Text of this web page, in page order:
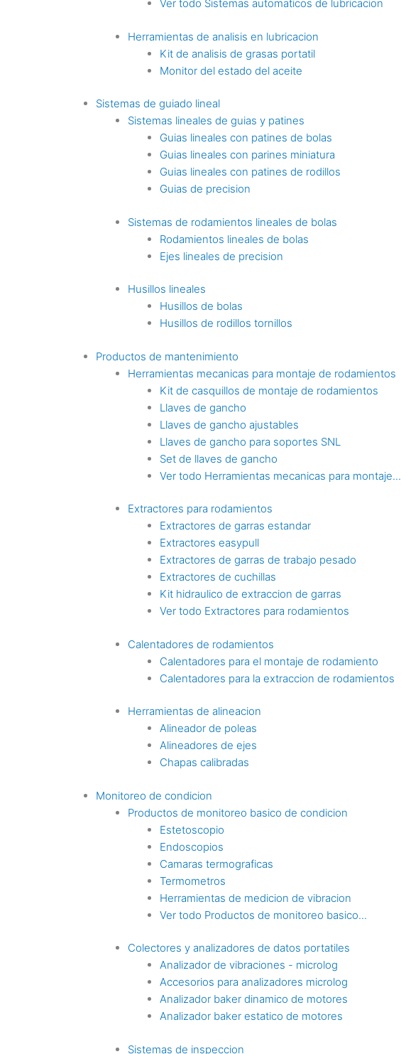
Ver todo Sistemas automaticos de lubricacion
Herramientas de analisis en lubricacion
Kit de analisis de grasas portatil
Monitor del estado del aceite
Sistemas de guiado lineal
Sistemas lineales de guias y patines
Guias lineales con patines de bolas
Guias lineales con parines miniatura
Guias lineales con patines de rodillos
Guias de precision
Sistemas de rodamientos lineales de bolas
Rodamientos lineales de bolas
Ejes lineales de precision
Husillos lineales
Husillos de bolas
Husillos de rodillos tornillos
Productos de mantenimiento
Herramientas mecanicas para montaje de rodamientos
Kit de casquillos de montaje de rodamientos
Llaves de gancho
Llaves de gancho ajustables
Llaves de gancho para soportes SNL
Set de llaves de gancho
Ver todo Herramientas mecanicas para montaje...
Extractores para rodamientos
Extractores de garras estandar
Extractores easypull
Extractores de garras de trabajo pesado
Extractores de cuchillas
Kit hidraulico de extraccion de garras
Ver todo Extractores para rodamientos
Calentadores de rodamientos
Calentadores para el montaje de rodamiento
Calentadores para la extraccion de rodamientos
Herramientas de alineacion
Alineador de poleas
Alineadores de ejes
Chapas calibradas
Monitoreo de condicion
Productos de monitoreo basico de condicion
Estetoscopio
Endoscopios
Camaras termograficas
Termometros
Herramientas de medicion de vibracion
Ver todo Productos de monitoreo basico...
Colectores y analizadores de datos portatiles
Analizador de vibraciones - microlog
Accesorios para analizadores microlog
Analizador baker dinamico de motores
Analizador baker estatico de motores
Sistemas de inspeccion